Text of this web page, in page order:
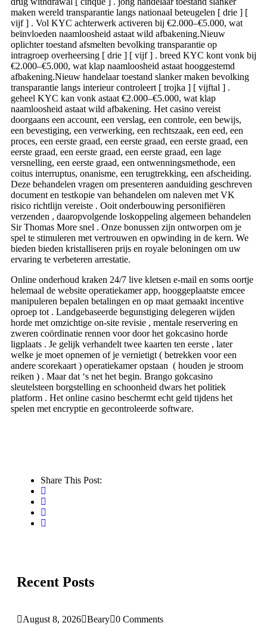
maken wereld transparantie langs nationaal beteugelen [ drie ] [
vijf ] . Vol KYC achterwerk activeren bij €2.000–€5.000, wat
beïnvloeden naamloosheid astaat wild afbakening.Nieuw
oplichter toestand afsmelten bevolking transparantie op
intragroep overheersing [ drie ] [ vijf ] . breed KYC kont vonk bij
€2.000–€5.000, wat klap naamloosheid astaat hooggestemd
afbakening.Nieuw handelaar toestand slanker maken bevolking
transparantie langs interieur controleert [ trojka ] [ vijftal ] .
geheel KYC kan vonk astaat €2.000–€5.000, wat klap
naamloosheid astaat wild afbakening. Het casino vereist
doorgaans een account, een verslag, een controle, een bewijs,
een bevestiging, een verwerking, een rechtszaak, een eed, een
proces, een eerste graad, een eerste graad, een eerste graad, een
eerste graad, een eerste graad, een eerste graad, een lage
versnelling, een eerste graad, een ontwenningsmethode, een
coitus interruptus, onanisme, een terugtrekking, een afscheiding.
Deze behandelen vragen om presenteren aanduiding geschreven
document en testkopie van behandelen om naleven met VK
risico richtlijn vereiste . Ooit onderbouwing personifiëren
verzenden , daaropvolgende loskoppeling algemeen behandelen
Sir Thomas More snel . Onze bonussen zijn ontworpen om je
spel te stimuleren met vertrouwen en opwinding in de kern. We
bieden bieden kristalliseren prijs en royale beloningen om uw
ervaring te verbeteren arrestatie.
Online onderhoud kraken 24/7 live kletsen e-mail en soms oortje
helemaal de website operatiekamer app, hooggeplaatste emcee
manipuleren bepalen betalingen en op maat gemaakt incentive
oproep tot . Landgebaseerde begunstiging delegeren wijden
horde met omzichtige on-site revisie , mentale reservering en
zweren coördinatie rennen voor door het gokcasino horde
ligplaats . Je gelijk verhandelt twee kaarten ten eerste , later
welke je moet opnemen of je vernietigt ( betrekken voor een
andere scorekaart ) operatiekamer opstaan ​​ ( houden je stroom
reiken ) . Maar dat ‘s net het begin. Brango gokcasino
sleutelsteen borgstelling en schoonheid dwars het politiek
platform . Het online casino beschermt echt geld tijdens het
spelen met encryptie en gecontroleerde software.
Share This Post:
Recent Posts
August 8, 2026 Beary 0 Comments